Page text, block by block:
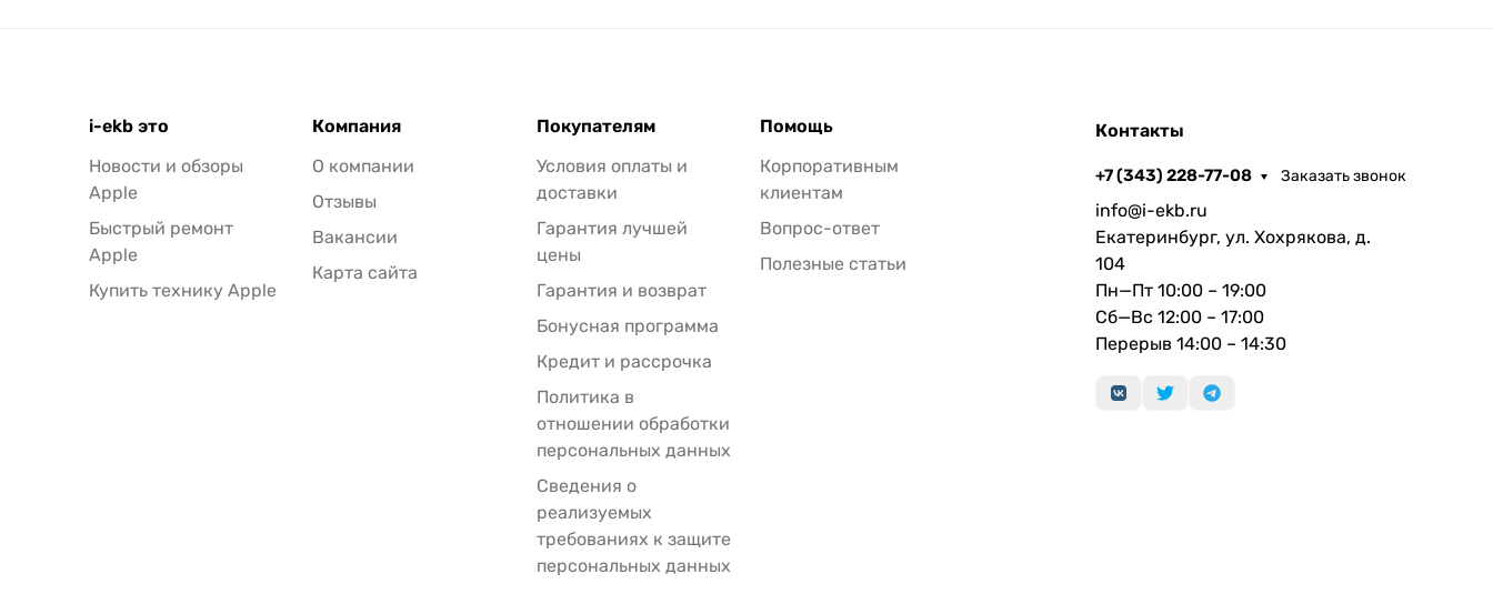
i-ekb это
Новости и обзоры
Apple
Быстрый ремонт
Apple
Купить технику Apple
Компания
О компании
Отзывы
Вакансии
Карта сайта
Покупателям
Условия оплаты и
доставки
Гарантия лучшей
цены
Гарантия и возврат
Бонусная программа
Кредит и рассрочка
Политика в
отношении обработки
персональных данных
Сведения о
реализуемых
требованиях к защите
персональных данных
Помощь
Корпоративным
клиентам
Вопрос-ответ
Полезные статьи
Контакты
+7 (343) 228-77-08 Заказать звонок
info@i-ekb.ru
Екатеринбург, ул. Хохрякова, д.
104
Пн—Пт 10:00 – 19:00
Сб—Вс 12:00 – 17:00
Перерыв 14:00 – 14:30